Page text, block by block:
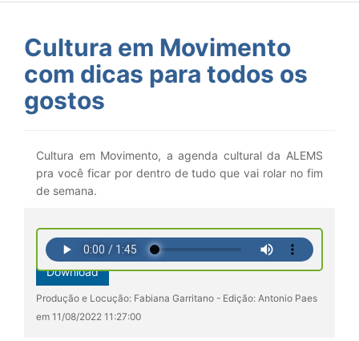
Cultura em Movimento
com dicas para todos os
gostos
Cultura em Movimento, a agenda cultural da ALEMS
pra você ficar por dentro de tudo que vai rolar no fim
de semana.
Download
Produção e Locução: Fabiana Garritano - Edição: Antonio Paes
em 11/08/2022 11:27:00